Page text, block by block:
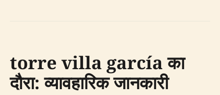
torre villa garcía का
दौरा: व्यावहारिक जानकारी